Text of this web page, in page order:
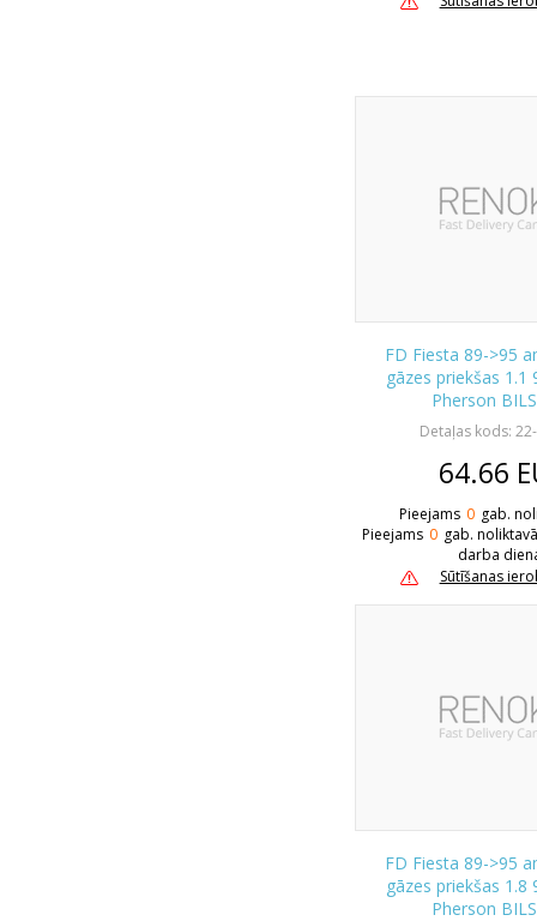
FD Fiesta 89->95
gāzes priekšas 1.1
Pherson
Detaļas kods:
64.66
Pieejams 0 gab.
Pieejams 0 gab.
darba
Sūtīšanas
FD Fiesta 89->95
gāzes priekšas 1.8
Pherson